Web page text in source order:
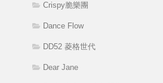
Crispy脆樂團
Dance Flow
DD52 菱格世代
Dear Jane